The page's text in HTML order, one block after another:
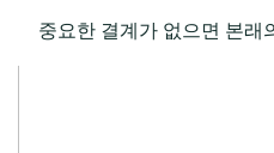
중요한 결계가 없으면 본래